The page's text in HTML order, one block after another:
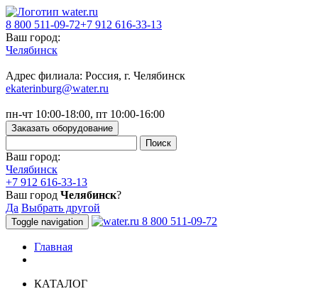
8 800 511-09-72+7 912 616-33-13
Ваш город:
Челябинск
Адрес филиала: Россия, г. Челябинск
ekaterinburg@water.ru
пн-чт 10:00-18:00, пт 10:00-16:00
Заказать оборудование
Ваш город:
Челябинск
+7 912 616-33-13
Ваш город Челябинск?
Да Выбрать другой
Toggle navigation 8 800 511-09-72
Главная
КАТАЛОГ